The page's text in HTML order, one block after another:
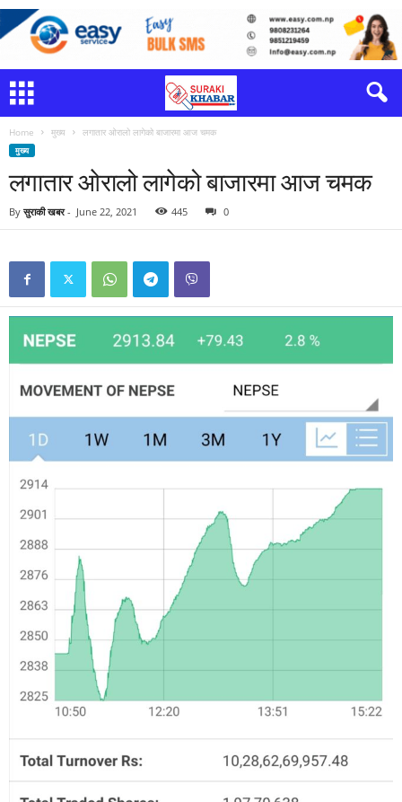
Home मुख्य लगातार ओरालो लागेको बाजारमा आज चमक
मुख्य
लगातार ओरालो लागेको बाजारमा आज चमक
By सुराकी खबर- June 22, 2021 445 0